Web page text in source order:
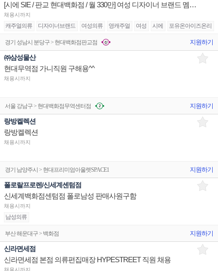
[시에 SIE / 판교 현대백화점 / 월 330만] 여성 디자이너 브랜드 멤버 구인
채용시까지
캐주얼의류 디자이너브랜드 여성의류 영캐주얼 여성 시에 포유온아이즈온리
경기 성남시 분당구 > 현대백화점판교점 지원하기
㈜삼성물산
현대무역점 가니직원 구해용^^
채용시까지
서울 강남구 > 현대백화점무역센터점 지원하기
랑방켈렉션
랑방켈렉션
채용시까지
경기 남양주시 > 현대프리미엄아울렛SPACE1 지원하기
폴로랄프로렌/신세계센텀점
신세계백화점센텀점 폴로남성 판매사원구함
채용시까지
남성의류
부산 해운대구 > 백화점 지원하기
신라면세점
신라면세점 본점 의류편집매장 HYPESTREET 직원 채용
채용시까지